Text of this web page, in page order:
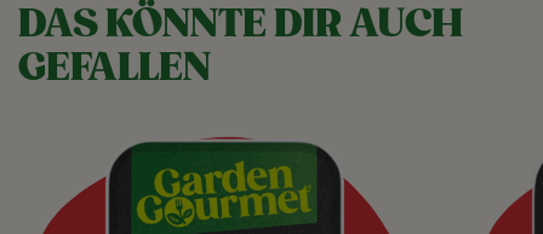
DAS KÖNNTE DIR AUCH
GEFALLEN